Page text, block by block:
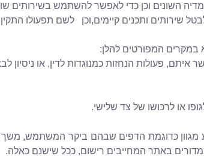
השונים וכן כדי לאפשר להשתמש בשירותים
שירותים ותכנים קיימים,וכן לשם תפעולו
במקרים המפורטים להלן:
פעולות הנחזות כמנוגדות לדין, או ניסיון
או לרכושו של צד שלישי.
מגוון כדוגמת הדפים שבהם ביקר המשתמש,
באתר המחייבים רישום, ככל שישנם כאלה.